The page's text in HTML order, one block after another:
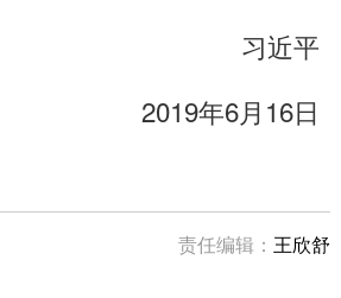
习近平
2019年6月16日
责任编辑： 王欣舒